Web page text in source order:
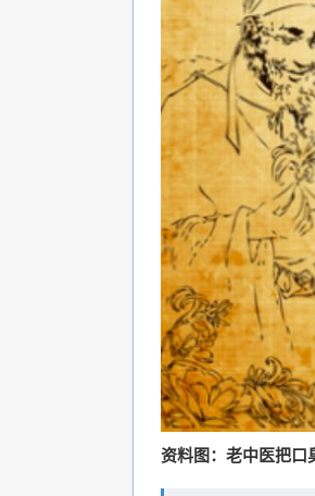
资料图：老中医把口